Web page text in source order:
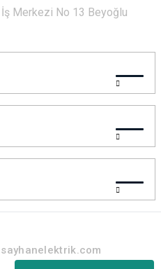
Merkezi No 13 Beyoğlu